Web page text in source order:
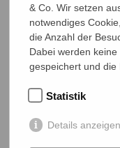
NETZ beim
& Co. Wir setzen
notwendiges
die Anzahl der
Dabei werden
gespeichert und die
Statistik
Details